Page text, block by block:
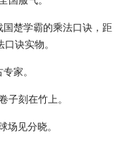
楚学霸的乘法口诀，距
诀实物。
家。
子刻在竹上。
见分晓。